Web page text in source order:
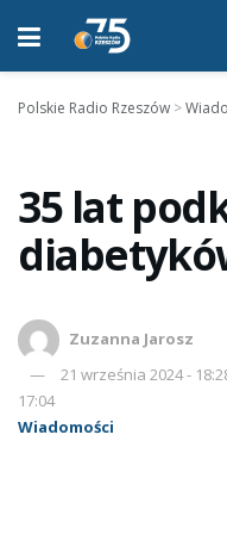
Polskie Radio Rzeszów >
35 lat
Zuzanna Jarosz
21 września 2024 -
17:04
Wiadomości